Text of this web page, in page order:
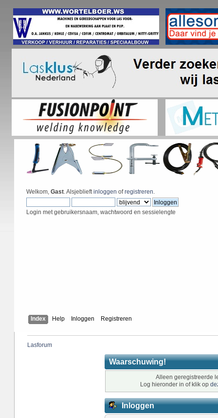
Welkom, Gast. Alsjeblieftinloggen ofregistreren.
Login met gebruikersnaam, wachtwoord en sessielengte
Index Help Inloggen Registreren
Lasforum
Waarschuwing!
Alleen geregistreerde
Log hieronder in of klik op
Inloggen